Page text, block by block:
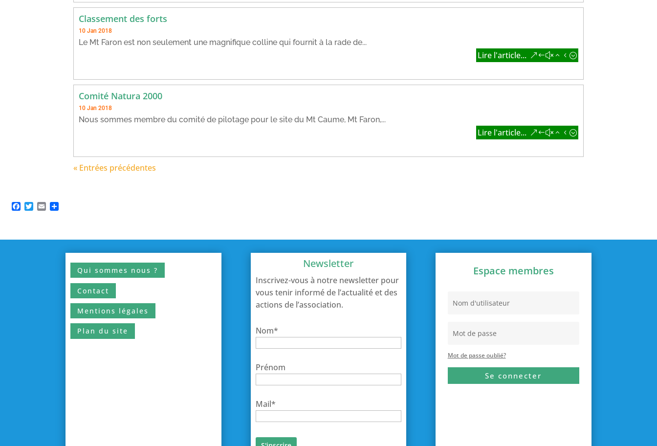
Classement des forts
10 Jan 2018
Le Mt Faron est non seulement une magnifique colline qui fournit à la rade de...
Lire l'article...
Comité Natura 2000
10 Jan 2018
Nous sommes membre du comité de pilotage pour le site du Mt Caume, Mt Faron,...
Lire l'article...
« Entrées précédentes
Facebook
Twitter
Email
Qui sommes nous ?
Contact
Mentions légales
Plan du site
Newsletter
Inscrivez-vous à notre newsletter pour
vous tenir informé de l’actualité et des
actions de l’association.
Nom*
Prénom
Mail*
Espace membres
Mot de passe oublié?
Se connecter